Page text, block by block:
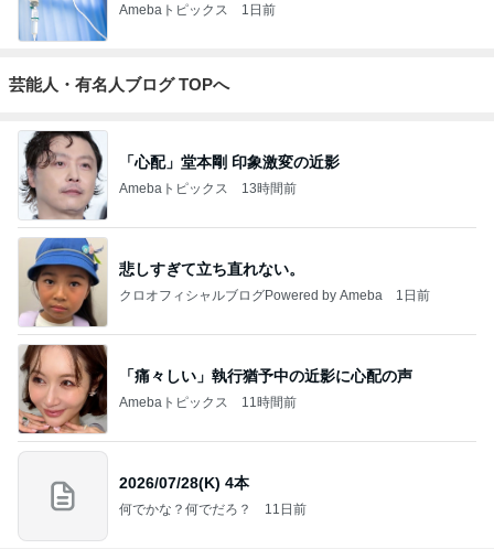
Amebaトピックス 1日前
芸能人・有名人ブログ TOPへ
「心配」堂本剛 印象激変の近影
Amebaトピックス 13時間前
悲しすぎて立ち直れない。
クロオフィシャルブログPowered by Ameba 1日前
「痛々しい」執行猶予中の近影に心配の声
Amebaトピックス 11時間前
2026/07/28(K) 4本
何でかな？何でだろ？ 11日前